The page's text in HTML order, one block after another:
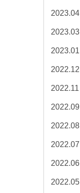
2023.04
2023.03
2023.01
2022.12
2022.11
2022.09
2022.08
2022.07
2022.06
2022.05